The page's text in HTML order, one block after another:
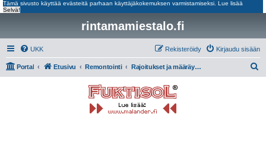
Tämä sivusto käyttää evästeitä parhaan käyttäjäkokemuksen varmistamiseksi. Lue lisää
Selvä!
rintamamiestalo.fi
UKK Kirjaudu sisään
Rekisteröidy
Portal Etusivu Remontointi Rajoitukset ja määräykset rintamamiestaloa remontoidessa